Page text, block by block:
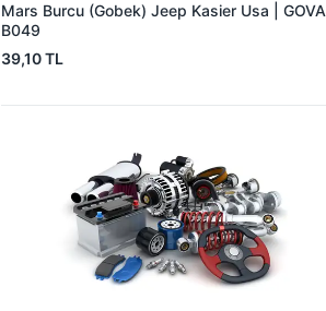
Mars Burcu (Gobek) Jeep Kasier Usa | GOVA
B049
39,10 TL